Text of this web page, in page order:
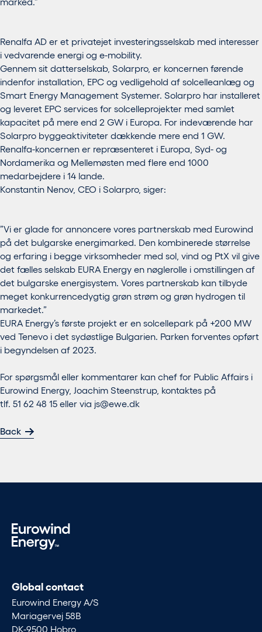
Renalfa AD er et privatejet investeringsselskab med interesser
i vedvarende energi og e-mobility.
Gennem sit datterselskab, Solarpro, er koncernen førende
indenfor installation, EPC og vedligehold af solcelleanlæg og
Smart Energy Management Systemer. Solarpro har installeret
og leveret EPC services for solcelleprojekter med samlet
kapacitet på mere end 2 GW i Europa. For indeværende har
Solarpro byggeaktiviteter dækkende mere end 1 GW.
Renalfa-koncernen er repræsenteret i Europa, Syd- og
Nordamerika og Mellemøsten med flere end 1000
medarbejdere i 14 lande.
Konstantin Nenov, CEO i Solarpro, siger:
”Vi er glade for annoncere vores partnerskab med Eurowind
på det bulgarske energimarked. Den kombinerede størrelse
og erfaring i begge virksomheder med sol, vind og PtX vil give
det fælles selskab EURA Energy en nøglerolle i omstillingen af
det bulgarske energisystem. Vores partnerskab kan tilbyde
meget konkurrencedygtig grøn strøm og grøn hydrogen til
markedet.”
EURA Energy’s første projekt er en solcellepark på +200 MW
ved Tenevo i det sydøstlige Bulgarien. Parken forventes opført
i begyndelsen af 2023.
For spørgsmål eller kommentarer kan chef for Public Affairs i
Eurowind Energy, Joachim Steenstrup, kontaktes på
tlf. 51 62 48 15 eller via js@ewe.dk
Back
Global contact
Eurowind Energy A/S
Mariagervej 58B
DK-9500 Hobro